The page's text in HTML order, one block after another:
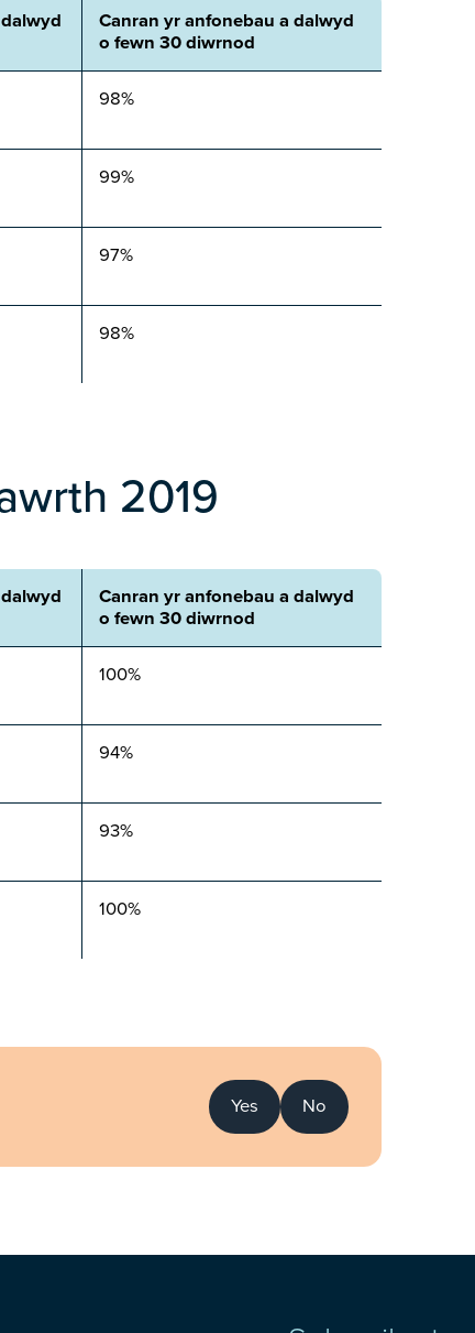
Canran yr anfonebau a dalwyd
o fewn 30 diwrnod
98%
99%
97%
98%
2019
Canran yr anfonebau a dalwyd
o fewn 30 diwrnod
100%
94%
93%
100%
Yes No